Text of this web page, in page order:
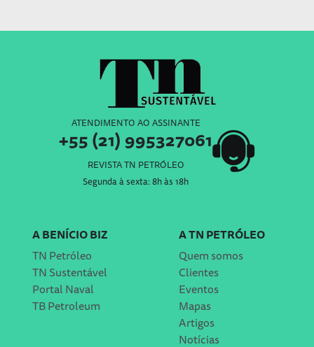
ATENDIMENTO AO ASSINANTE
+55 (21) 995327061
REVISTA TN PETRÓLEO
Segunda à sexta: 8h às 18h
A BENÍCIO BIZ
TN Petróleo
TN Sustentável
Portal Naval
TB Petroleum
A TN PETRÓLEO
Quem somos
Clientes
Eventos
Mapas
Artigos
Notícias